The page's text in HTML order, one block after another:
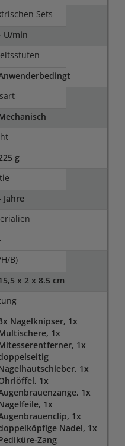
Sets
U/min
g
Jahre
B)
x 2 x 8.5 cm
Nagelknipser, 1x
1x
1x
1x
1x
1x
1x
1x
Nadel, 1x
Zang